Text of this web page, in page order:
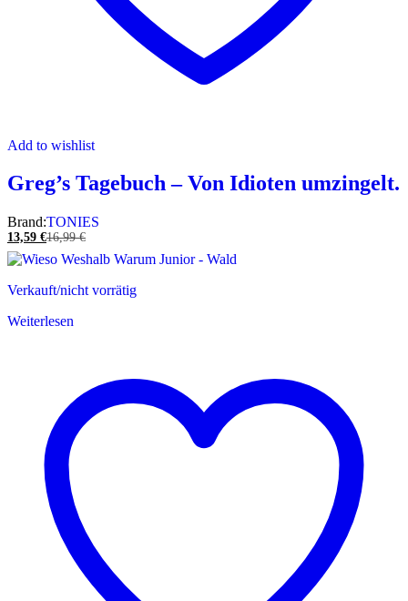
Add to wishlist
Greg’s Tagebuch – Von Idioten umzingelt.
Brand:TONIES
13,59 €16,99€
Verkauft/nicht vorrätig
Weiterlesen